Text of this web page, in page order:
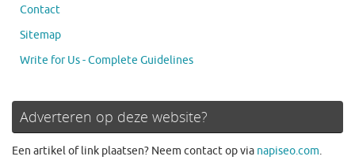
Contact
Sitemap
Write for Us - Complete Guidelines
Adverteren op deze website?
Een artikel of link plaatsen? Neem contact op via napiseo.com.